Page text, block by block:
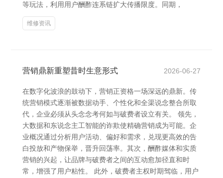
等玩法，利用用户酬酢连系链扩大传播限度。同期，
维修资讯
营销鼎新重塑昔时生意形式 2026-06-27
在数字化波浪的鼓动下，营销正资格一场深远的鼎新。传
统营销模式逐渐被数据动手、个性化和全渠说念整合所取
代，企业必须从头念念考何如与破费者设立有关。 领先，
大数据和东说念主工智能的诈欺使精确营销成为可能。企
业概况通过分析用户活动、偏好和需求，兑现更高效的告
白投放和产物保举，晋升回荡率。其次，酬酢媒体和实质
营销的兴起，让品牌与破费者之间的互动愈加径直和时
常，增强了用户粘性。 此外，破费者主权时期驾临，用户